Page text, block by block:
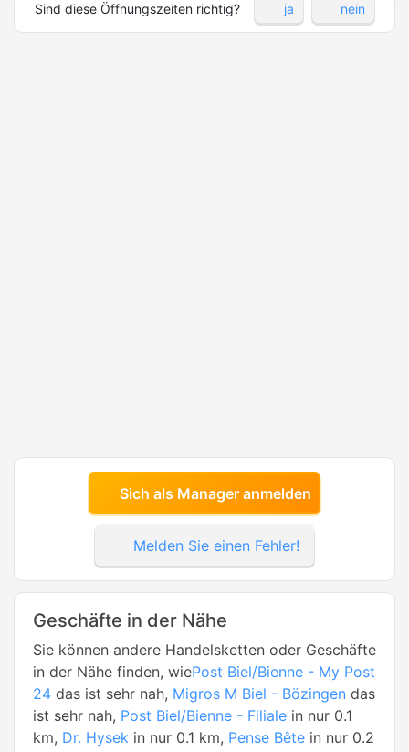
Sind diese Öffnungszeiten richtig? ja nein
Sich als Manager anmelden
Melden Sie einen Fehler!
Geschäfte in der Nähe
Sie können andere Handelsketten oder Geschäfte
in der Nähe finden, wiePost Biel/Bienne - My Post
24 das ist sehr nah, Migros M Biel - Bözingen das
ist sehr nah, Post Biel/Bienne - Filiale in nur 0.1
km, Dr. Hysek in nur 0.1 km, Pense Bête in nur 0.2